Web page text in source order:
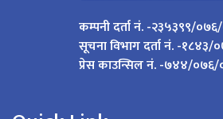
कम्पनी दर्ता नं. -२३५३९९/
सूचना विभाग दर्ता नं. -
प्रेस काउन्सिल नं. -७४४/